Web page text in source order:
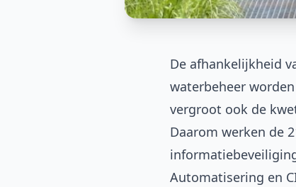
De afhankelijkheid
waterbeheer
vergroot ook de
Daarom werken de
Automatisering en